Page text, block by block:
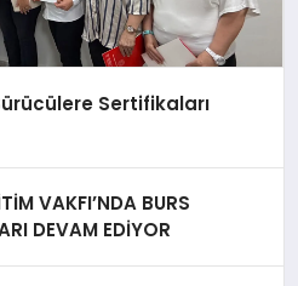
Sertifikaları
VAKFI’NDA BURS
DEVAM EDİYOR